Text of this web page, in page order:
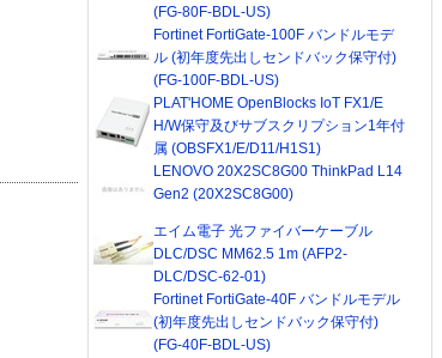
(FG-80F-BDL-US)
Fortinet FortiGate-100F バンドルモデ
ル (初年度先出しセンドバック保守付)
(FG-100F-BDL-US)
PLAT'HOME OpenBlocks IoT FX1/E
H/W保守及びサブスクリプション1年付
属 (OBSFX1/E/D11/H1S1)
LENOVO 20X2SC8G00 ThinkPad L14
Gen2 (20X2SC8G00)
エイム電子 光ファイバーケーブル
DLC/DSC MM62.5 1m (AFP2-
DLC/DSC-62-01)
Fortinet FortiGate-40F バンドルモデル
(初年度先出しセンドバック保守付)
(FG-40F-BDL-US)